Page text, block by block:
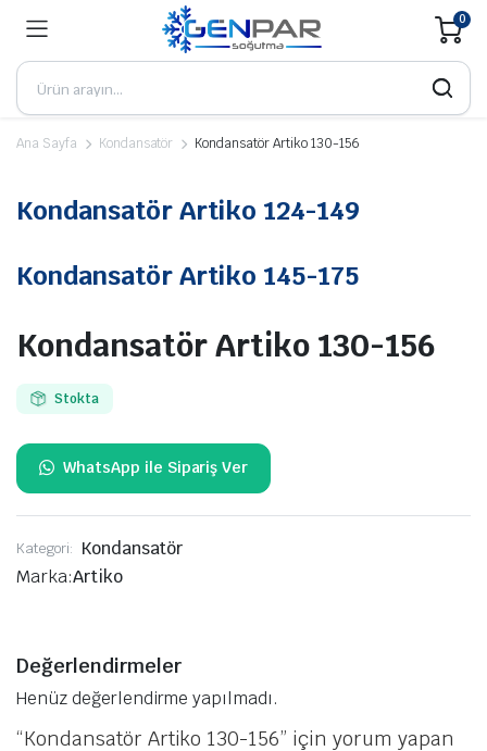
0
Ana Sayfa Kondansatör Kondansatör Artiko 130-156
Kondansatör Artiko 124-149
Kondansatör Artiko 145-175
Kondansatör Artiko 130-156
Stokta
Kategori: Kondansatör
Marka:Artiko
Değerlendirmeler
Henüz değerlendirme yapılmadı.
“Kondansatör Artiko 130-156” için yorum yapan